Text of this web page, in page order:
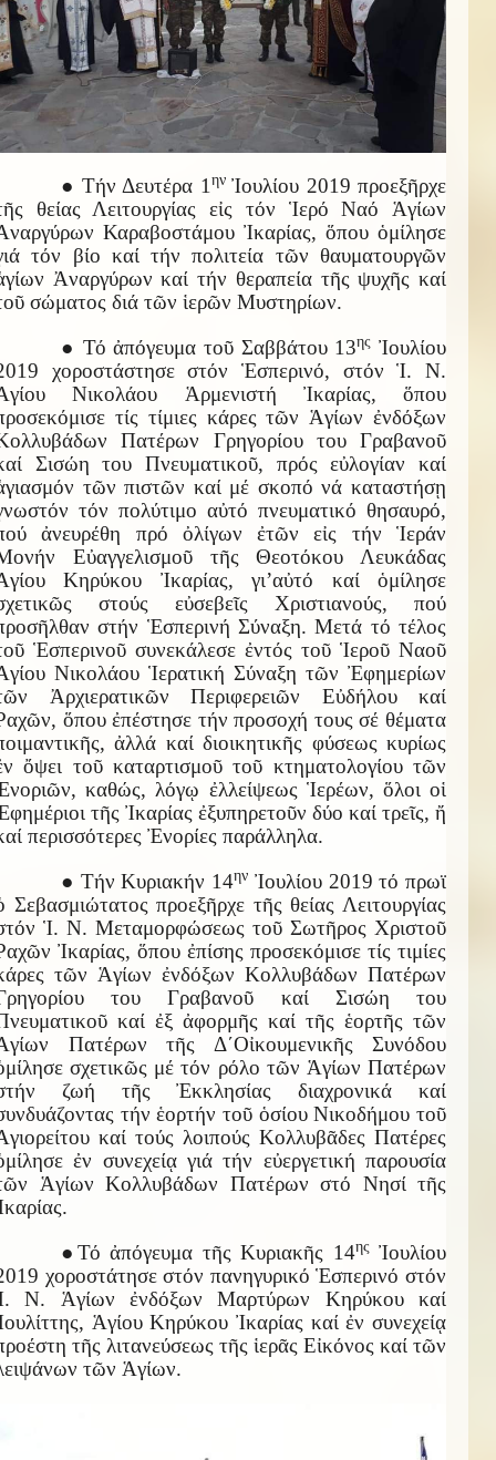
● Τήν Δευτέρα 1 ηνἸουλίου 2019 προεξῆρχε
θείας Λειτουργίας εἰς τόν Ἱερό Ναό Ἁγίων
Καραβοστάμου Ἰκαρίας, ὅπου ὁμίλησε
τόν βίο καί τήν πολιτεία τῶν θαυματουργῶν
Ἀναργύρων καί τήν θεραπεία τῆς ψυχῆς καί
σώματος διά τῶν ἱερῶν Μυστηρίων.
● Τό ἀπόγευμα τοῦ Σαββάτου 13ης Ἰουλίου
χοροστάστησε στόν Ἑσπερινό, στόν Ἱ. Ν.
Νικολάου Ἁρμενιστή Ἰκαρίας, ὅπου
τίς τίμιες κάρες τῶν Ἁγίων ἐνδόξων
Πατέρων Γρηγορίου του Γραβανοῦ
Σισώη του Πνευματικοῦ, πρός εὐλογίαν καί
τῶν πιστῶν καί μέ σκοπό νά καταστήσῃ
τόν πολύτιμο αὐτό πνευματικό θησαυρό,
ἀνευρέθη πρό ὀλίγων ἐτῶν εἰς τήν Ἱεράν
Εὐαγγελισμοῦ τῆς Θεοτόκου Λευκάδας
Κηρύκου Ἰκαρίας, γι’αὐτό καί ὁμίλησε
στούς εὐσεβεῖς Χριστιανούς, πού
στήν Ἑσπερινή Σύναξη. Μετά τό τέλος
Ἑσπερινοῦ συνεκάλεσε ἐντός τοῦ Ἱεροῦ Ναοῦ
Νικολάου Ἱερατική Σύναξη τῶν Ἐφημερίων
Ἀρχιερατικῶν Περιφερειῶν Εὐδήλου καί
ὅπου ἐπέστησε τήν προσοχή τους σέ θέματα
ἀλλά καί διοικητικῆς φύσεως κυρίως
ὄψει τοῦ καταρτισμοῦ τοῦ κτηματολογίου τῶν
καθώς, λόγῳ ἐλλείψεως Ἱερέων, ὅλοι οἱ
τῆς Ἰκαρίας ἐξυπηρετοῦν δύο καί τρεῖς, ἤ
περισσότερες Ἐνορίες παράλληλα.
● Τήν Κυριακήν 14ην Ἰουλίου 2019 τό πρωϊ
Σεβασμιώτατος προεξῆρχε τῆς θείας Λειτουργίας
Ἱ. Ν. Μεταμορφώσεως τοῦ Σωτῆρος Χριστοῦ
Ἰκαρίας, ὅπου ἐπίσης προσεκόμισε τίς τιμίες
τῶν Ἁγίων ἐνδόξων Κολλυβάδων Πατέρων
του Γραβανοῦ καί Σισώη του
καί ἐξ ἀφορμῆς καί τῆς ἑορτῆς τῶν
Πατέρων τῆς Δ΄Οἰκουμενικῆς Συνόδου
σχετικῶς μέ τόν ρόλο τῶν Ἁγίων Πατέρων
ζωή τῆς Ἐκκλησίας διαχρονικά καί
τήν ἑορτήν τοῦ ὁσίου Νικοδήμου τοῦ
καί τούς λοιπούς Κολλυβᾶδες Πατέρες
ἐν συνεχείᾳ γιά τήν εὐεργετική παρουσία
Ἁγίων Κολλυβάδων Πατέρων στό Νησί τῆς
●Τό ἀπόγευμα τῆς Κυριακῆς 14ηςἸουλίου
χοροστάτησε στόν πανηγυρικό Ἑσπερινό στόν
Ν. Ἁγίων ἐνδόξων Μαρτύρων Κηρύκου καί
Ἁγίου Κηρύκου Ἰκαρίας καί ἐν συνεχείᾳ
τῆς λιτανεύσεως τῆς ἱερᾶς Εἰκόνος καί τῶν
τῶν Ἁγίων.